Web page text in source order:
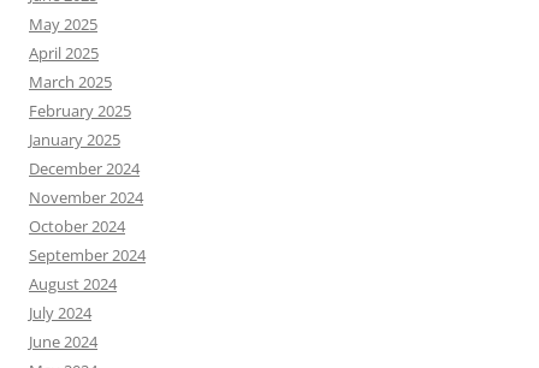
May 2025
April 2025
March 2025
February 2025
January 2025
December 2024
November 2024
October 2024
September 2024
August 2024
July 2024
June 2024